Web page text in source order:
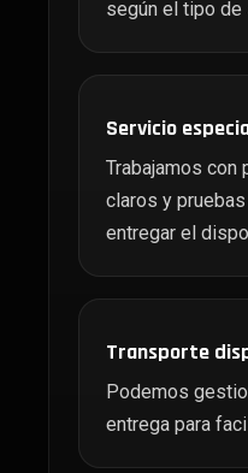
según el tipo
Servicio
Trabajamos
claros y
entregar el
Transporte
Podemos
entrega para